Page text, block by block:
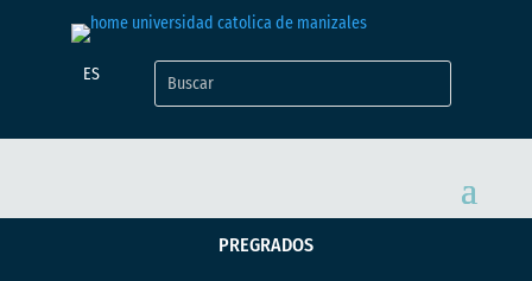
ES
PREGRADOS